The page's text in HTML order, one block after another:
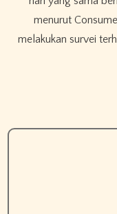
menurut
melakukan survei